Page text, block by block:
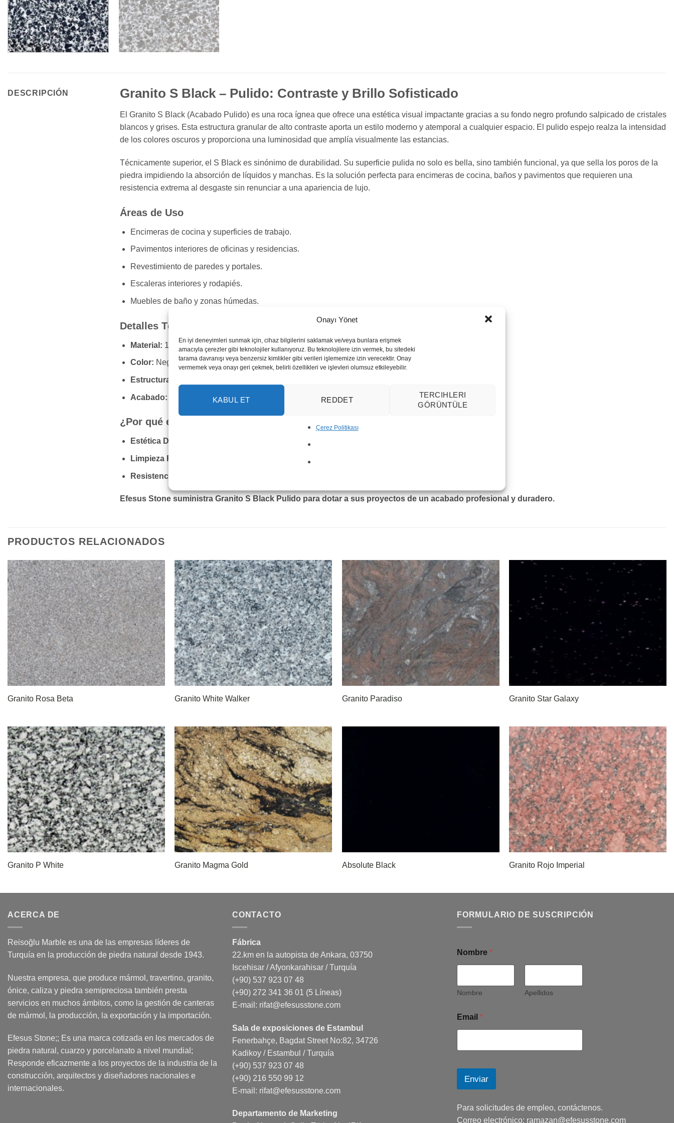
Onayı Yönet
En iyi deneyimleri sunmak için, cihaz bilgilerini saklamak ve/veya bunlara erişmek
amacıyla çerezler gibi teknolojiler kullanıyoruz. Bu teknolojilere izin vermek, bu sitedeki
tarama davranışı veya benzersiz kimlikler gibi verileri işlememize izin verecektir. Onay
vermemek veya onayı geri çekmek, belirli özellikleri ve işlevleri olumsuz etkileyebilir.
KABUL ET REDDET
TERCIHLERI
GÖRÜNTÜLE
Çerez Politikası
DESCRIPCIÓN Granito S Black – Pulido: Contraste y Brillo Sofisticado
El Granito S Black (Acabado Pulido) es una roca ígnea que ofrece una estética visual impactante gracias a su fondo negro profundo salpicado de cristales
blancos y grises. Esta estructura granular de alto contraste aporta un estilo moderno y atemporal a cualquier espacio. El pulido espejo realza la intensidad
de los colores oscuros y proporciona una luminosidad que amplía visualmente las estancias.
Técnicamente superior, el S Black es sinónimo de durabilidad. Su superficie pulida no solo es bella, sino también funcional, ya que sella los poros de la
piedra impidiendo la absorción de líquidos y manchas. Es la solución perfecta para encimeras de cocina, baños y pavimentos que requieren una
resistencia extrema al desgaste sin renunciar a una apariencia de lujo.
Áreas de Uso
Encimeras de cocina y superficies de trabajo.
Pavimentos interiores de oficinas y residencias.
Revestimiento de paredes y portales.
Escaleras interiores y rodapiés.
Muebles de baño y zonas húmedas.
Detalles Técnicos
Material: 100% Granito Natural (Ígneo)
Color: Negro con granos blancos/grises
Estructura:
Acabado: Pulido (Brillante/Liso)
¿Por qué elegir Granito S Black Pulido?
Estética Definida: Su patrón blanco y negro combina con todo.
Limpieza Fácil:
Resistencia:
Efesus Stone suministra Granito S Black Pulido para dotar a sus proyectos de un acabado profesional y duradero.
PRODUCTOS RELACIONADOS
Granito Rosa Beta Granito White Walker Granito Paradiso Granito Star Galaxy
Granito P White Granito Magma Gold Absolute Black Granito Rojo Imperial
ACERCA DE
Reisoğlu Marble es una de las empresas líderes de
Turquía en la producción de piedra natural desde 1943.
Nuestra empresa, que produce mármol, travertino, granito,
ónice, caliza y piedra semipreciosa también presta
servicios en muchos ámbitos, como la gestión de canteras
de mármol, la producción, la exportación y la importación.
Efesus Stone;; Es una marca cotizada en los mercados de
piedra natural, cuarzo y porcelanato a nivel mundial;
Responde eficazmente a los proyectos de la industria de la
construcción, arquitectos y diseñadores nacionales e
internacionales.
CONTACTO
Fábrica
22.km en la autopista de Ankara, 03750
Iscehisar / Afyonkarahisar / Turquía
(+90) 537 923 07 48
(+90) 272 341 36 01 (5 Líneas)
E-mail: rifat@efesusstone.com
Sala de exposiciones de Estambul
Fenerbahçe, Bagdat Street No:82, 34726
Kadikoy / Estambul / Turquía
(+90) 537 923 07 48
(+90) 216 550 99 12
E-mail: rifat@efesusstone.com
Departamento de Marketing
FORMULARIO DE SUSCRIPCIÓN
Nombre *
Nombre Apellidos
Email *
Enviar
Para solicitudes de empleo, contáctenos.
Correo electrónico: ramazan@efesusstone.com